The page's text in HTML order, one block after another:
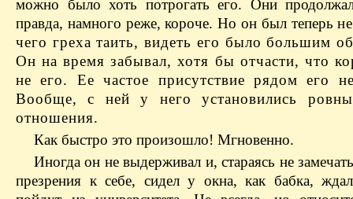
можно было хоть потрогать его. Они
правда, намного реже, короче. Но он был теперь
чего греха таить, видеть его было большим
Он на время забывал, хотя бы отчасти, что
не его. Ее частое присутствие рядом его
Вообще, с ней у него установились
отношения.
Как быстро это произошло! Мгновенно.
Иногда он не выдерживал и, стараясь не
презрения к себе, сидел у окна, как бабка,